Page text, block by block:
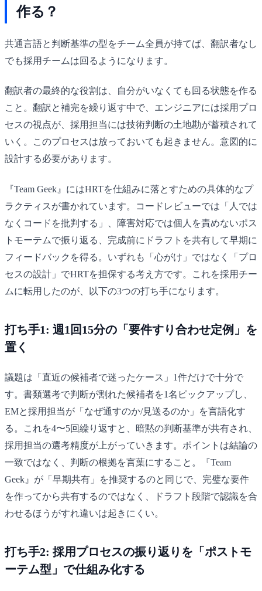
作る？
共通言語と判断基準の型をチーム全員が持てば、翻訳者なし
でも採用チームは回るようになります。
翻訳者の最終的な役割は、自分がいなくても回る状態を作る
こと。翻訳と補完を繰り返す中で、エンジニアには採用プロ
セスの視点が、採用担当には技術判断の土地勘が蓄積されて
いく。このプロセスは放っておいても起きません。意図的に
設計する必要があります。
『Team Geek』にはHRTを仕組みに落とすための具体的なプ
ラクティスが書かれています。コードレビューでは「人では
なくコードを批判する」、障害対応では個人を責めないポス
トモーテムで振り返る、完成前にドラフトを共有して早期に
フィードバックを得る。いずれも「心がけ」ではなく「プロ
セスの設計」でHRTを担保する考え方です。これを採用チー
ムに転用したのが、以下の3つの打ち手になります。
打ち手1: 週1回15分の「要件すり合わせ定例」を
置く
議題は「直近の候補者で迷ったケース」1件だけで十分で
す。書類選考で判断が割れた候補者を1名ピックアップし、
EMと採用担当が「なぜ通すのか/見送るのか」を言語化す
る。これを4〜5回繰り返すと、暗黙の判断基準が共有され、
採用担当の選考精度が上がっていきます。ポイントは結論の
一致ではなく、判断の根拠を言葉にすること。『Team
Geek』が「早期共有」を推奨するのと同じで、完璧な要件
を作ってから共有するのではなく、ドラフト段階で認識を合
わせるほうがすれ違いは起きにくい。
打ち手2: 採用プロセスの振り返りを「ポストモ
ーテム型」で仕組み化する